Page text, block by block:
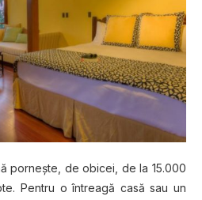
porneşte, de obicei, de la 15.000
Pentru o întreagă casă sau un